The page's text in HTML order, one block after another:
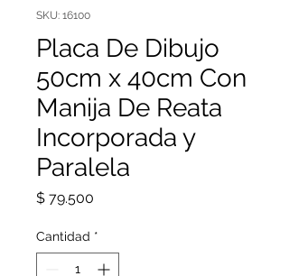
SKU: 16100
Placa De Dibujo
50cm x 40cm Con
Manija De Reata
Incorporada y
Paralela
$ 79.500
Cantidad *